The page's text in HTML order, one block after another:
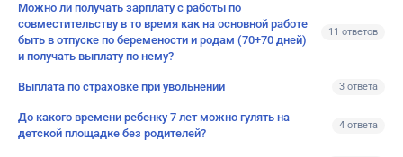
Можно ли получать зарплату с работы по
совместительству в то время как на основной работе
быть в отпуске по беремености и родам (70+70 дней)
и получать выплату по нему?
11 ответов
Выплата по страховке при увольнении 3 ответа
До какого времени ребенку 7 лет можно гулять на
детской площадке без родителей?
4 ответа